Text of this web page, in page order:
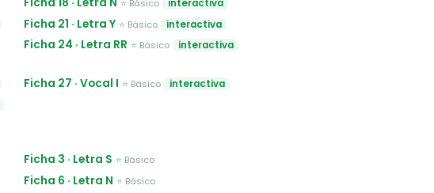
⭐ Básico interactiva
Ficha 21 · Letra Y ⭐ Básico interactiva
Ficha 24 · Letra RR ⭐ Básico interactiva
Ficha 27 · Vocal I ⭐ Básico interactiva
Ficha 3 · Letra S ⭐ Básico
Ficha 6 · Letra N ⭐ Básico